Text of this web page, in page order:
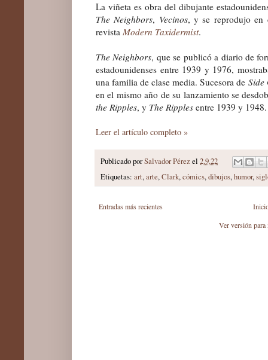
La viñeta es obra del dibujante
The Neighbors, Vecinos, y se reprodujo
revista Modern Taxidermist.
The Neighbors, que se publicó a diario de
estadounidenses entre 1939 y 1976,
una familia de clase media. Sucesora de Side
en el mismo año de su lanzamiento se
the Ripples, y The Ripples entre 1939 y 1948.
Leer el artículo completo »
Publicado porSalvador Pérezel 2.9.22
Etiquetas: art,arte,Clark,cómics,dibujos,humor,
Entradas más recientes
Ver versión para